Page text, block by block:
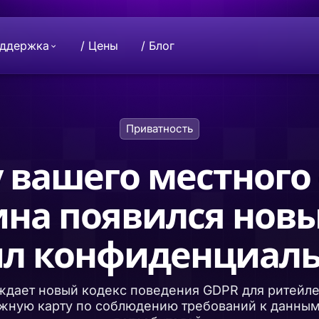
/ Цены / Блог
Beeble
Миссия
Совместное развитие индустрии
конфиденциальности. Ваши данные
инструмента
проекта
Поддержите нас
Хотите сделать пожертвование?
нами, чтобы внести свой вклад.
Приватность
местного
появился
новый кодекс поведения GDPR для
карту по соблюдению требований к